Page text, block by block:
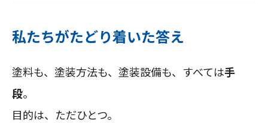
私たちがたどり着いた答え
塗料も、塗装方法も、塗装設備も、すべては手
段。
目的は、ただひとつ。